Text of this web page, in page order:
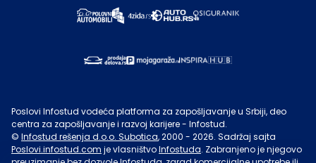
Poslovi Infostud vodeća platforma za zapošljavanje u Srbiji, deo
centra za zapošljavanje i razvoj karijere - Infostud.
© Infostud rešenja d.o.o. Subotica, 2000 - 2026. Sadržaj sajta
Poslovi.infostud.com je vlasništvoInfostuda. Zabranjeno je njegovo